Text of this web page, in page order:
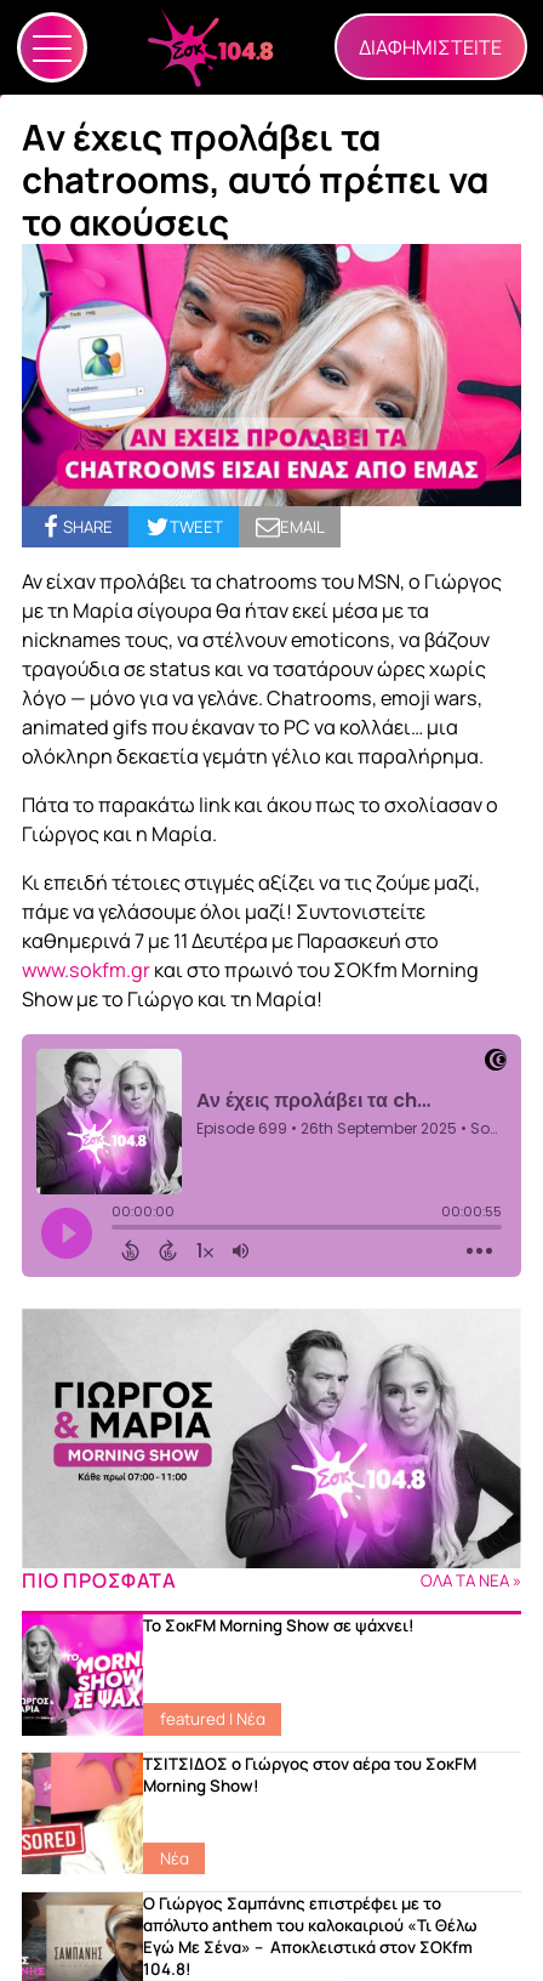
ΔΙΑΦΗΜΙΣΤΕΙΤΕ
Aν έχεις προλάβει τα
chatrooms, αυτό πρέπει να
το ακούσεις
SHARE TWEET EMAIL
Αν είχαν προλάβει τα chatrooms του MSN, ο Γιώργος
με τη Μαρία σίγουρα θα ήταν εκεί μέσα με τα
nicknames τους, να στέλνουν emoticons, να βάζουν
τραγούδια σε status και να τσατάρουν ώρες χωρίς
λόγο — μόνο για να γελάνε. Chatrooms, emoji wars,
animated gifs που έκαναν το PC να κολλάει… μια
ολόκληρη δεκαετία γεμάτη γέλιο και παραλήρημα.
Πάτα το παρακάτω link και άκου πως το σχολίασαν ο
Γιώργος και η Μαρία.
Κι επειδή τέτοιες στιγμές αξίζει να τις ζούμε μαζί,
πάμε να γελάσουμε όλοι μαζί! Συντονιστείτε
καθημερινά 7 με 11 Δευτέρα με Παρασκευή στο
www.sokfm.grκαι στο πρωινό του ΣΟΚfm Morning
Show με το Γιώργο και τη Μαρία!
ΠΙΟ ΠΡΟΣΦΑΤΑ ΟΛΑ ΤΑ ΝΕΑ »
Το ΣοκFM Morning Show σε ψάχνει!
featured | Νέα
ΤΣΙΤΣΙΔΟΣ ο Γιώργος στον αέρα του ΣοκFM
Morning Show!
Νέα
Ο Γιώργος Σαμπάνης επιστρέφει με το
απόλυτο anthem του καλοκαιριού «Τι Θέλω
Εγώ Με Σένα» – Αποκλειστικά στον ΣΟΚfm
104.8!